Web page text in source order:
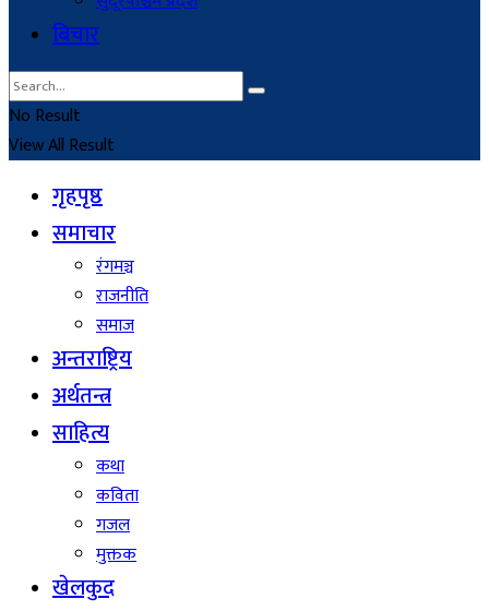
बिचार
No Result
View All Result
गृहपृष्ठ
समाचार
रंगमञ्च
राजनीति
समाज
अन्तराष्ट्रिय
अर्थतन्त्र
साहित्य
कथा
कविता
गजल
मुक्तक
खेलकुद